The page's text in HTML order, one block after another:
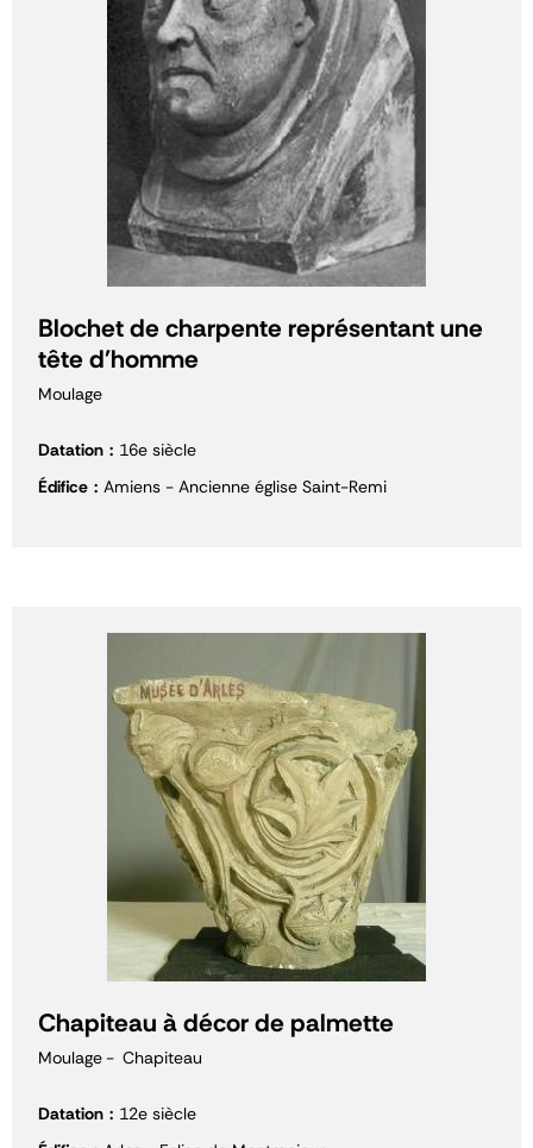
Blochet de charpente représentant une
tête d'homme
Moulage
Datation
16e siècle
Édifice
Amiens - Ancienne église Saint-Remi
Chapiteau à décor de palmette
Moulage Chapiteau
Datation
12e siècle